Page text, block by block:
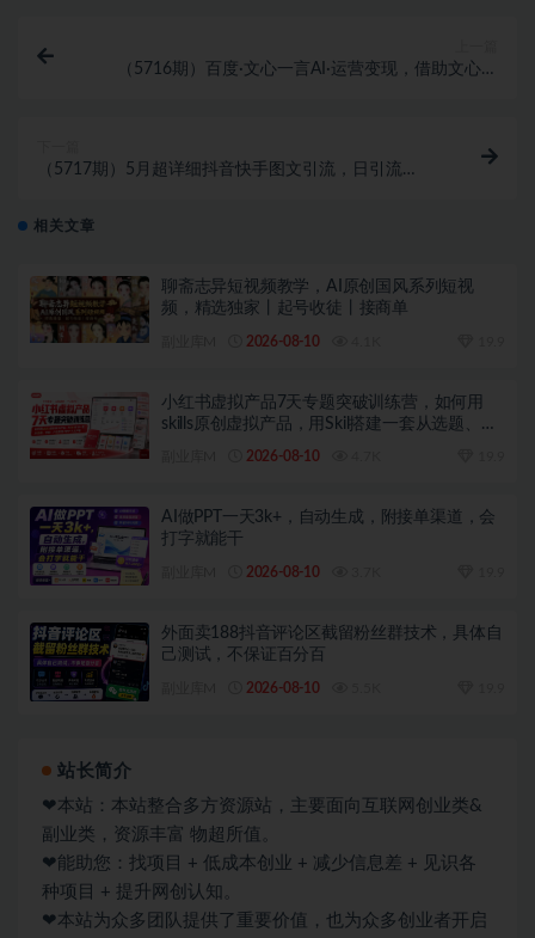
（5716期）百度·文心一言AI·运营变现，借助文心一
（5717期）5月超详细抖音快手图文引流，日引流
相关文章
聊斋志异短视频教学，AI原创国风系列短视
频，精选独家丨起号收徒丨接商单
2026-08-10
小红书虚拟产品7天专题突破训练营，如何用
skills原创虚拟产品，用Skil搭建一套从选题、内
2026-08-10
AI做PPT一天3k+，自动生成，附接单渠道，会
打字就能干
2026-08-10
外面卖188抖音评论区截留粉丝群技术，具体自
己测试，不保证百分百
2026-08-10
站长简介
❤本站：本站整合多方资源站，主要面向互联网创业类&
副业类，资源丰富 物超所值。
❤能助您：找项目 + 低成本创业 + 减少信息差 + 见识各
种项目 + 提升网创认知。
❤本站为众多团队提供了重要价值，也为众多创业者开启